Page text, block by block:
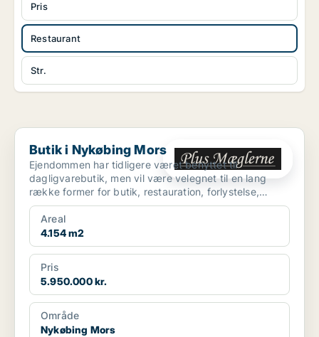
Restaurant
Str.
Pris
Butik i Nykøbing Mors
Butik i Nykøbing Mors
Ejendommen har tidligere været benyttet til
dagligvarebutik, men vil være velegnet til en lang
række former for butik, restauration, forlystelse,
fitness m.m...
Areal
4.154 m2
Pris
5.950.000 kr.
Område
Nykøbing Mors